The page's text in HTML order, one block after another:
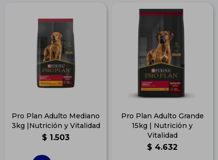
Pro Plan Adulto Mediano
3kg |Nutrición y Vitalidad
$ 1.503
Pro Plan Adulto Grande
15kg | Nutrición y
Vitalidad
$ 4.632